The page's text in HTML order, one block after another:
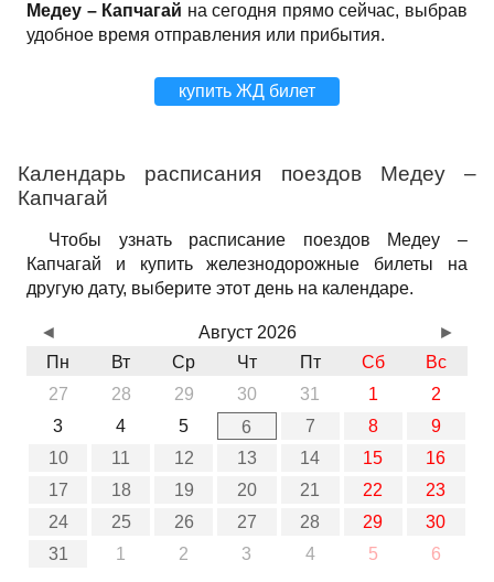
Медеу – Капчагай на сегодня прямо сейчас, выбрав
удобное время отправления или прибытия.
купить ЖД билет
Календарь расписания поездов Медеу –
Капчагай
Чтобы узнать расписание поездов Медеу –
Капчагай и купить железнодорожные билеты на
другую дату, выберите этот день на календаре.
Август 2026
Пн
Вт Ср Чт Пт Сб
Вс
27
28 29 30 31 1
2
3
4 5 6 7 8
9
10
11 12 13 14 15
16
17
18 19 20 21 22
23
24
25 26 27 28 29
30
31
1 2 3 4 5 6
◄ ►